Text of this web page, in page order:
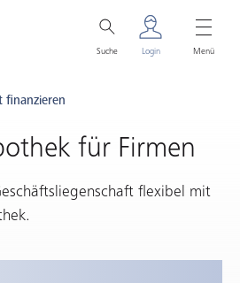
Suche Login Menü
finanzieren
für Firmen
flexibel mit